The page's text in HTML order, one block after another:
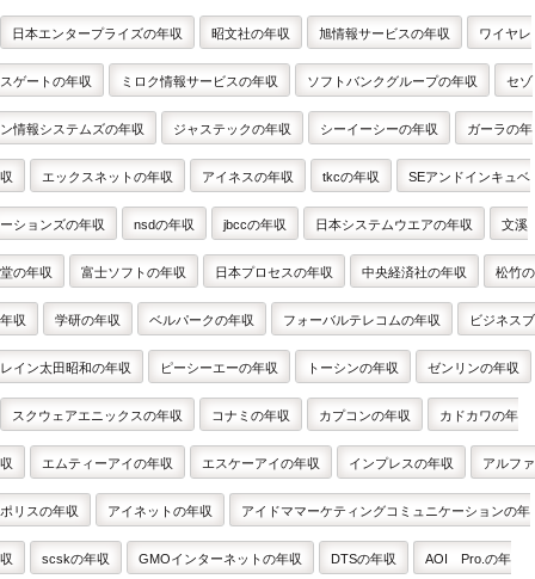
日本エンタープライズの年収 昭文社の年収 旭情報サービスの年収 ワイヤレ
スゲートの年収 ミロク情報サービスの年収 ソフトバンクグループの年収 セゾ
ン情報システムズの年収 ジャステックの年収 シーイーシーの年収 ガーラの年
収 エックスネットの年収 アイネスの年収 tkcの年収 SEアンドインキュベ
ーションズの年収 nsdの年収 jbccの年収 日本システムウエアの年収 文溪
堂の年収 富士ソフトの年収 日本プロセスの年収 中央経済社の年収 松竹の
年収 学研の年収 ベルパークの年収 フォーバルテレコムの年収 ビジネスブ
レイン太田昭和の年収 ピーシーエーの年収 トーシンの年収 ゼンリンの年収
スクウェアエニックスの年収 コナミの年収 カプコンの年収 カドカワの年
収 エムティーアイの年収 エスケーアイの年収 インプレスの年収 アルファ
ポリスの年収 アイネットの年収 アイドママーケティングコミュニケーションの年
収 scskの年収 GMOインターネットの年収 DTSの年収 AOI Pro.の年